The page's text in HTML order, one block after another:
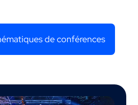
de conférences